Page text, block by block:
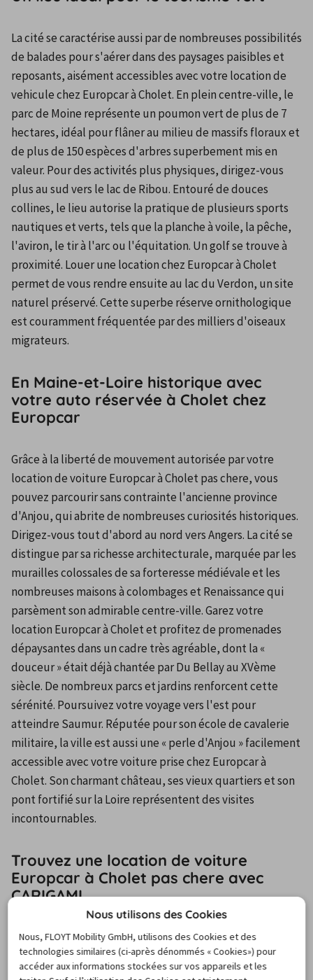
La cité se caractérise aussi par de nombreuses possibilités
de balades pour s'aérer dans des paysages paisibles et
reposants, aisément accessibles avec votre location de
vehicule chez Europcar à Cholet. En plein centre-ville, le
parc de Moine représente un poumon vert de plus de 7
hectares, idéal pour flâner au milieu de massifs floraux et
de plus de 150 espèces d'arbres superbement mis en
valeur. Pour des activités plus physiques, dirigez-vous
plus au sud vers le lac de Ribou. Entouré de douces
collines, le lieu autorise la pratique de plusieurs sports
nautiques et verts, tels que la planche à voile, la pêche,
l'aviron, le tir à l'arc ou l'équitation. Un golf se trouve à
proximité. Louer une location chez Europcar à Cholet
permet de vous rendre ensuite au lac du Verdon, un site
naturel préservé. Cette superbe réserve ornithologique
est couramment fréquentée par des milliers d'oiseaux
migrateurs.
En Maine-et-Loire historique avec
votre auto réservée à Cholet chez
Europcar
Grâce à la liberté de mouvement autorisée par votre
location de voiture Europcar à Cholet pas chere, vous
pouvez parcourir sans contrainte l'ancienne province
d'Anjou, qui abrite de nombreuses curiosités historiques.
Dirigez-vous tout d'abord au nord vers Angers. La cité se
distingue par sa richesse architecturale, marquée par les
murailles colossales de sa forteresse médiévale et les
nombreuses maisons à colombages et Renaissance qui
parsèment son admirable centre-ville. Garez votre
location Europcar à Cholet et profitez de promenades
dépaysantes dans un cadre très agréable, dont la «
douceur » était déjà chantée par Du Bellay au XVème
siècle. De nombreux parcs et jardins renforcent cette
sérénité. Poursuivez votre voyage vers l'est pour
atteindre Saumur. Réputée pour son école de cavalerie
militaire, la ville est aussi une « perle d'Anjou » facilement
accessible avec votre voiture prise chez Europcar à
Cholet. Son charmant château, ses vieux quartiers et son
pont fortifié sur la Loire représentent des visites
incontournables.
Trouvez une location de voiture
Europcar à Cholet pas chere avec
CARIGAMI
Complet, notre comparateur en ligne CARIGAMI vous
permet de trouver en quelques instants l'ensemble des
offres disponibles pour louer une location chez Europcar
Nous utilisons des Cookies
Nous, FLOYT Mobility GmbH, utilisons des Cookies et des
technologies similaires (ci-après dénommés « Cookies») pour
accéder aux informations stockées sur vos appareils et les